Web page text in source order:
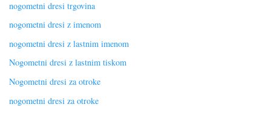
nogometni dresi trgovina
nogometni dresi z imenom
nogometni dresi z lastnim imenom
Nogometni dresi z lastnim tiskom
Nogometni dresi za otroke
nogometni dresi za otroke